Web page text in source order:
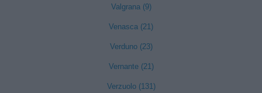
Valgrana (9)
Venasca (21)
Verduno (23)
Vernante (21)
Verzuolo (131)